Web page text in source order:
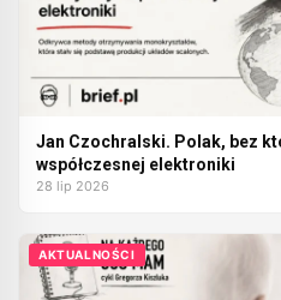
Jan Czochralski. Polak, bez
współczesnej elektroniki
28 lip 2026
AKTUALNOŚCI